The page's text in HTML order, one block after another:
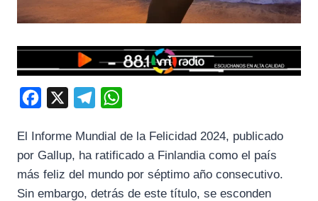
c
e
b
l
e
g
a
t
s
El Informe Mundial de la Felicidad 2024, publicado
por Gallup, ha ratificado a Finlandia como el país
más feliz del mundo por séptimo año consecutivo.
Sin embargo, detrás de este título, se esconden